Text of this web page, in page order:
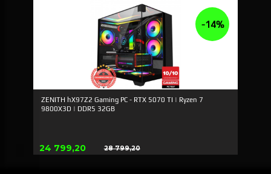
ZENITH hX97Z2 Gaming PC - RTX 5070 TI | Ryzen 7
9800X3D | DDR5 32GB
Erbjudande
24 799,20 28 799,20
Rabatt
-14%